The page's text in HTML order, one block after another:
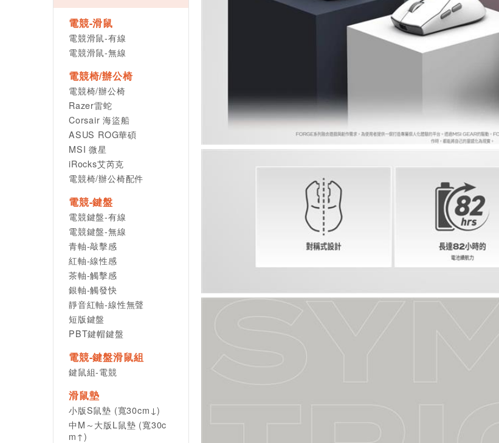
電競-滑鼠
電競滑鼠-有線
電競滑鼠-無線
電競椅/辦公椅
電競椅/辦公椅
Razer雷蛇
Corsair 海盜船
ASUS ROG華碩
MSI 微星
iRocks艾芮克
電競椅/辦公椅配件
電競-鍵盤
電競鍵盤-有線
電競鍵盤-無線
青軸-敲擊感
紅軸-線性感
茶軸-觸擊感
銀軸-觸發快
靜音紅軸-線性無聲
短版鍵盤
PBT鍵帽鍵盤
電競-鍵盤滑鼠組
鍵鼠組-電競
滑鼠墊
小版S鼠墊 (寬30cm↓)
中M～大版L鼠墊 (寬30c
m↑)